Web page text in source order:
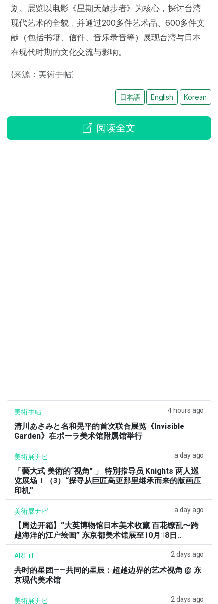
划。展览以电影《星期天散步者》为核心，探讨台湾
现代艺术的全貌，并通过200多件艺术品、600多件文
献（包括书籍、信件、音乐录音等）展现台湾与日本
在现代时期的文化交流与影响。
(来源：美術手帖)
日本語 English Korean
阅读全文
美術手帖 4 hours ago
清川あさみと名和晃平的首次联合展览《Invisible
Garden》在ポーラ美术馆附属馆举行
美術展ナビ a day ago
「藝大式 美術的“视角” 」 特別指导员 Knights 两人巡
览展场！（3）“探寻从巨匠高更那里继承而来的版画压
印机”
美術展ナビ a day ago
【周边开箱】“大英博物馆日本美术收藏 百花缭乱〜跨
越海洋的江户绘画” 东京都美术馆展至10月18日...
ART iT 2 days ago
共时的星团——共同的星辰：超越边界的艺术视角 @ 东
京现代美术馆
美術展ナビ 2 days ago